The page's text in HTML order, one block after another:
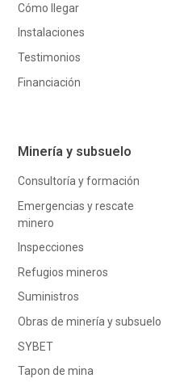
Cómo llegar
Instalaciones
Testimonios
Financiación
Minería y subsuelo
Consultoría y formación
Emergencias y rescate
minero
Inspecciones
Refugios mineros
Suministros
Obras de minería y subsuelo
SYBET
Tapon de mina